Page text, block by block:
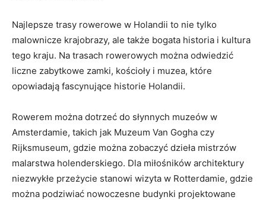
Najlepsze trasy rowerowe w Holandii ⁤to nie tylko
malownicze krajobrazy,‍ ale także bogata ⁢historia i ‌kultura‌
tego kraju. Na trasach rowerowych można odwiedzić
liczne zabytkowe zamki, kościoły i muzea,⁤ które
opowiadają fascynujące⁤ historie Holandii.
Rowerem można ⁤dotrzeć do słynnych muzeów w⁤
Amsterdamie, takich jak⁤ Muzeum Van Gogha czy
Rijksmuseum, gdzie można zobaczyć dzieła mistrzów
malarstwa ‌holenderskiego. Dla miłośników⁣ architektury
niezwykłe przeżycie stanowi wizyta w Rotterdamie, ​gdzie
można podziwiać nowoczesne budynki projektowane